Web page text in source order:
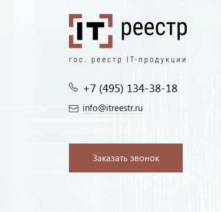
+7 (495) 134-38-18‬
info@itreestr.ru
Заказать звонок